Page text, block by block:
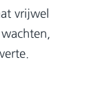
vrijwel